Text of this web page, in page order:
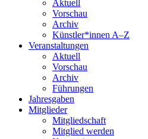
Aktuell
Vorschau
Archiv
Künstler*innen A–Z
Veranstaltungen
Aktuell
Vorschau
Archiv
Führungen
Jahresgaben
Mitglieder
Mitgliedschaft
Mitglied werden